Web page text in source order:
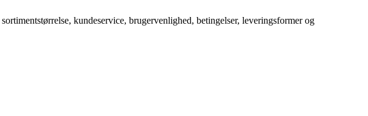
kundeservice, brugervenlighed, betingelser, leveringsformer og